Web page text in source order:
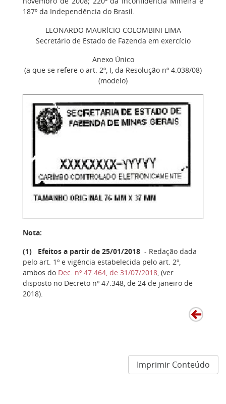
187º da Independência do Brasil.
LEONARDO MAURÍCIO COLOMBINI LIMA
Secretário de Estado de Fazenda em exercício
Anexo Único
(a que se refere o art. 2º, I, da Resolução nº 4.038/08)
(modelo)
Nota:
(1) Efeitos a partir de 25/01/2018 - Redação dada
pelo art. 1º e vigência estabelecida pelo art. 2º,
ambos do Dec. nº 47.464, de 31/07/2018, (ver
disposto no Decreto nº 47.348, de 24 de janeiro de
2018).
Imprimir Conteúdo